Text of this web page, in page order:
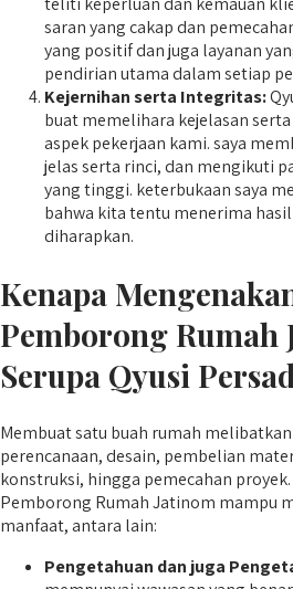
saran yang cakap dan
yang positif dan juga layanan
pendirian utama dalam setiap
Kejernihan serta Integritas:
buat memelihara kejelasan
aspek pekerjaan kami. saya
jelas serta rinci, dan mengikuti
yang tinggi. keterbukaan saya
bahwa kita tentu menerima
diharapkan.
Kenapa
Pemborong Rumah
Serupa Qyusi
Membuat satu buah rumah
perencanaan, desain, pembelian
konstruksi, hingga pemecahan
Pemborong Rumah Jatinom mampu
manfaat, antara lain:
Pengetahuan dan juga